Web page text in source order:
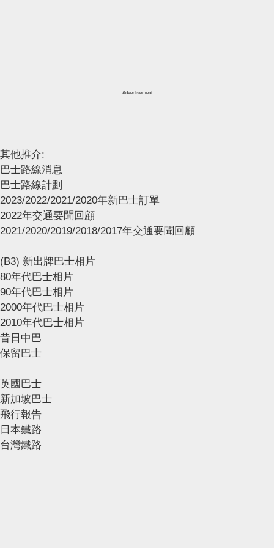
Advertisement
其他推介:
巴士路線消息
巴士路線計劃
2023/2022/2021/2020年新巴士訂單
2022年交通要聞回顧
2021/2020/2019/2018/2017年交通要聞回顧
(B3) 新出牌巴士相片
80年代巴士相片
90年代巴士相片
2000年代巴士相片
2010年代巴士相片
昔日中巴
保留巴士
英國巴士
新加坡巴士
飛行報告
日本鐵路
台灣鐵路